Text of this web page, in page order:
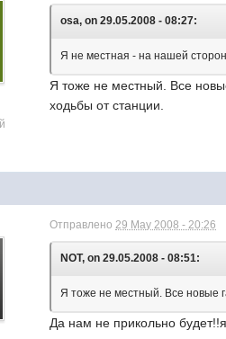
osa, on 29.05.2008 - 08:27:
Я не местная - на нашей
Я тоже не местный. Все
ходьбы от станции.
Отправлено29 May 2008 - 20:26
NOT, on 29.05.2008 - 08:51:
Я тоже не местный. Все новые
Да нам не прикольно